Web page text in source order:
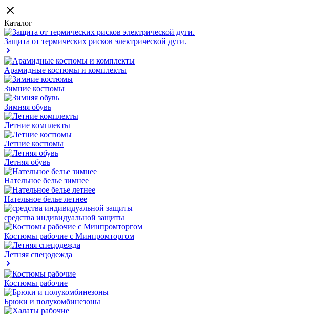
Каталог
Защита от термических рисков электрической дуги.
Арамидные костюмы и комплекты
Зимние костюмы
Зимняя обувь
Летние комплекты
Летние костюмы
Летняя обувь
Нательное белье зимнее
Нательное белье летнее
средства индивидуальной защиты
Костюмы рабочие с Минпромторгом
Летняя спецодежда
Костюмы рабочие
Брюки и полукомбинезоны